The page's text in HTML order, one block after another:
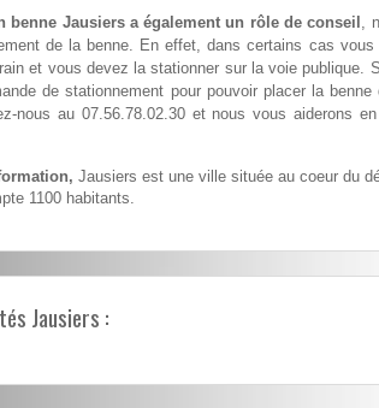
benne Jausiers a également un rôle de conseil ,
de la benne. En effet, dans certains cas
et vous devez la stationner sur la voie publique.
de stationnement pour pouvoir placer la
nous au 07.56.78.02.30 et nous vous aiderons
Jausiers est une ville située au coeur du
1100 habitants.
Jausiers :